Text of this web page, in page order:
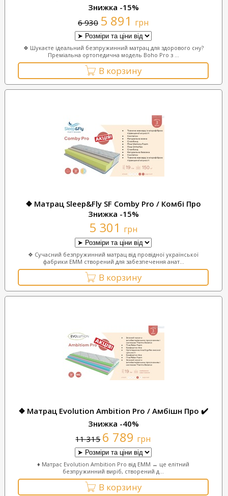
Знижка -15%
6 930 5 891 грн
❖ Шукаєте ідеальний безпружинний матрац для здорового сну?
Преміальна ортопедична модель Boho Pro з ...
В корзину
❖ Матрац Sleep&Fly SF Comby Pro / Комбі Про
Знижка -15%
5 301 грн
❖ Сучасний безпружинний матрац від провідної української
фабрики ЕММ створений для забезпечення анат...
В корзину
❖ Матрац Evolution Ambition Pro / Амбішн Про ✔️
Знижка -40%
11 315 6 789 грн
♦ Матрас Evolution Ambition Pro від EMM ↔ це елітний
безпружинний виріб, створений д...
В корзину